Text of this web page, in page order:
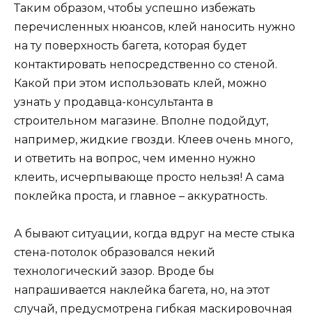
Таким образом, чтобы успешно избежать
перечисленных нюансов, клей наносить нужно
на ту поверхность багета, которая будет
контактировать непосредственно со стеной.
Какой при этом использовать клей, можно
узнать у продавца-консультанта в
строительном магазине. Вполне подойдут,
например, жидкие гвозди. Клеев очень много,
и ответить на вопрос, чем именно нужно
клеить, исчерпывающе просто нельзя! А сама
поклейка проста, и главное – аккуратность.
А бывают ситуации, когда вдруг на месте стыка
стена-потолок образовался некий
технологический зазор. Вроде бы
напрашивается наклейка багета, но, на этот
случай, предусмотрена гибкая маскировочная